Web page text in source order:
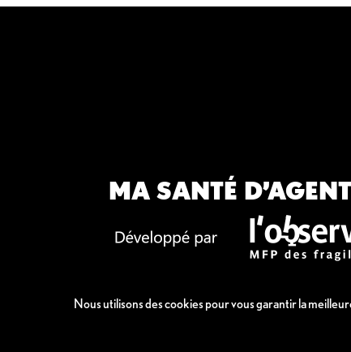
MA SANTÉ
Nous utilisons des cookies pour vous garantir la